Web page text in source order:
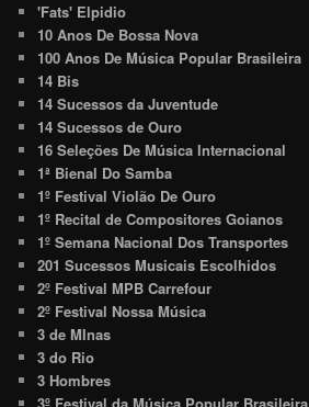
'Fats' Elpidio
10 Anos De Bossa Nova
100 Anos De Música Popular Brasileira
14 Bis
14 Sucessos da Juventude
14 Sucessos de Ouro
16 Seleções De Música Internacional
1ª Bienal Do Samba
1º Festival Violão De Ouro
1º Recital de Compositores Goianos
1º Semana Nacional Dos Transportes
201 Sucessos Musicais Escolhidos
2º Festival MPB Carrefour
2º Festival Nossa Música
3 de MInas
3 do Rio
3 Hombres